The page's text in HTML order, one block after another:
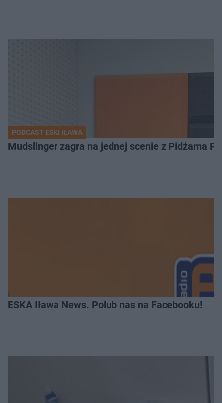
PODCAST ESKI IŁAWA
Mudslinger zagra na jednej scenie z Pidżama
ESKA Iława News. Polub nas na Facebooku!